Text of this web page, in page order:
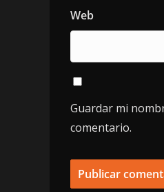
Web
Guardar mi
comentario.